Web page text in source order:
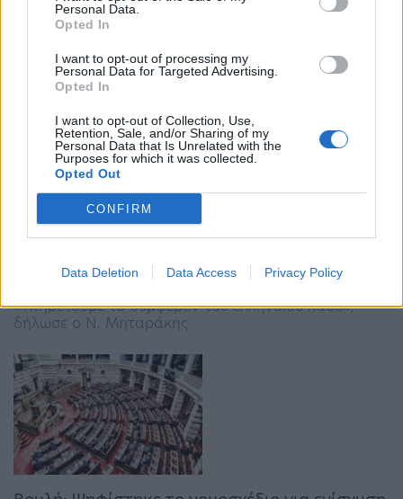
Personal Data.
Opted In
I want to opt-out of processing my
Personal Data for Targeted Advertising.
Opted In
I want to opt-out of Collection, Use,
Retention, Sale, and/or Sharing of my
Personal Data that Is Unrelated with the
Purposes for which it was collected.
Opted Out
CONFIRM
Data Deletion Data Access Privacy Policy
08:45 - 5 Απριλίου 2023
Πρόκειται να αυξηθούν κατά 8%
Βουλή: Ψηφίστηκε από την Ολομέλεια ο
«Υπηρετούμε το συμφέρον του ελληνικού λαού»,
δήλωσε ο Ν. Μηταράκης